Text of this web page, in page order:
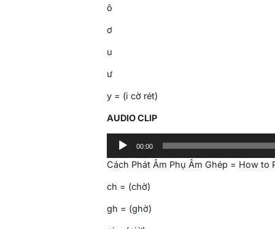
ô
ơ
u
ư
y = (i cờ rét)
AUDIO CLIP
Audio
Player
00:00
Cách Phát Âm Phụ Âm Ghép = How
ch = (chờ)
gh = (ghờ)